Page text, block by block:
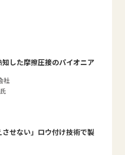
した摩擦圧接のパイオニア
社
させない」ロウ付け技術で製